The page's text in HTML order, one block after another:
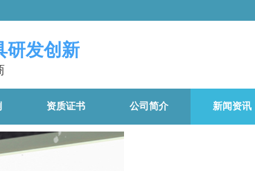
研发创新
资质证书 公司简介 新闻资讯